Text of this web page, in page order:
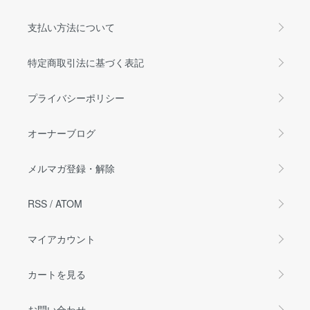
支払い方法について
特定商取引法に基づく表記
プライバシーポリシー
オーナーブログ
メルマガ登録・解除
RSS / ATOM
マイアカウント
カートを見る